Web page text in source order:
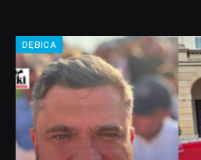
DĘBICA